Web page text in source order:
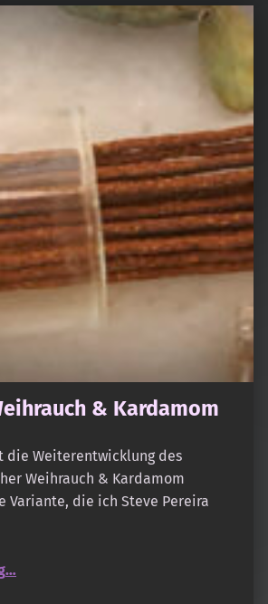
& Kardamom
die Weiterentwicklung des
Weihrauch & Kardamom
Variante, die ich Steve Pereira
…